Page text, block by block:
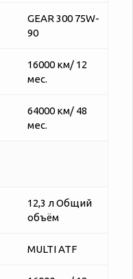
GEAR 300 75W-
90
16000 км/ 12
мес.
64000 км/ 48
мес.
12,3 л Общий
объём
MULTI ATF